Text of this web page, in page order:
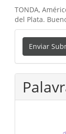
TONDA,
del Plata.
Enviar
Enviar